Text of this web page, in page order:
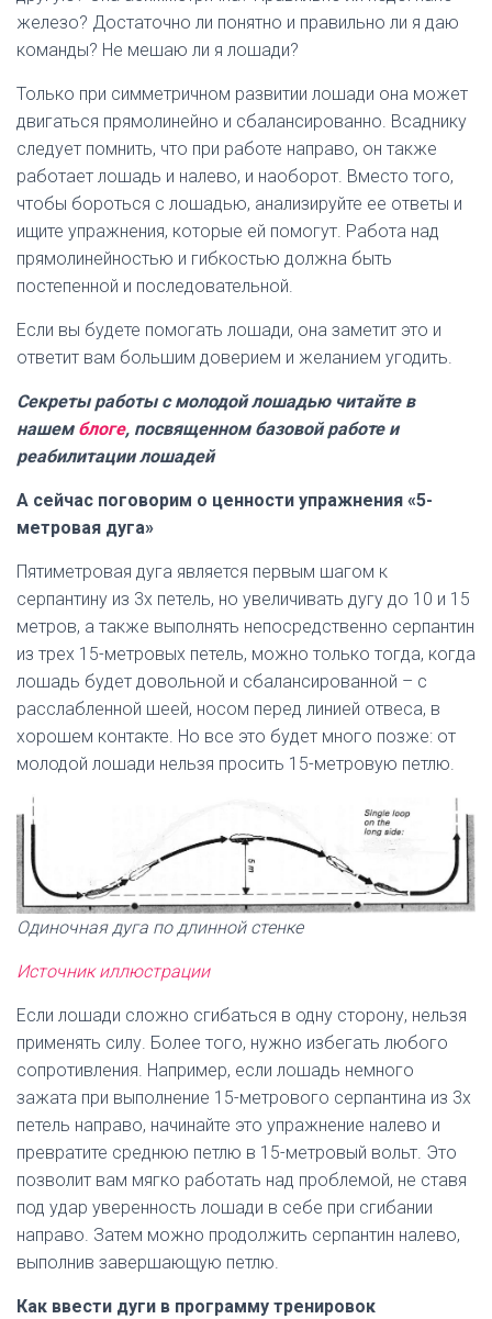
железо? Достаточно ли понятно и правильно ли я даю
команды? Не мешаю ли я лошади?
Только при симметричном развитии лошади она может
двигаться прямолинейно и сбалансированно. Всаднику
следует помнить, что при работе направо, он также
работает лошадь и налево, и наоборот. Вместо того,
чтобы бороться с лошадью, анализируйте ее ответы и
ищите упражнения, которые ей помогут. Работа над
прямолинейностью и гибкостью должна быть
постепенной и последовательной.
Если вы будете помогать лошади, она заметит это и
ответит вам большим доверием и желанием угодить.
Секреты работы с молодой лошадью читайте в
нашемблоге, посвященном базовой работе и
реабилитации лошадей
А сейчас поговорим о ценности упражнения «5-
метровая дуга»
Пятиметровая дуга является первым шагом к
серпантину из 3х петель, но увеличивать дугу до 10 и 15
метров, а также выполнять непосредственно серпантин
из трех 15-метровых петель, можно только тогда, когда
лошадь будет довольной и сбалансированной – с
расслабленной шеей, носом перед линией отвеса, в
хорошем контакте. Но все это будет много позже: от
молодой лошади нельзя просить 15-метровую петлю.
Одиночная дуга по длинной стенке
Источник иллюстрации
Если лошади сложно сгибаться в одну сторону, нельзя
применять силу. Более того, нужно избегать любого
сопротивления. Например, если лошадь немного
зажата при выполнение 15-метрового серпантина из 3х
петель направо, начинайте это упражнение налево и
превратите среднюю петлю в 15-метровый вольт. Это
позволит вам мягко работать над проблемой, не ставя
под удар уверенность лошади в себе при сгибании
направо. Затем можно продолжить серпантин налево,
выполнив завершающую петлю.
Как ввести дуги в программу тренировок